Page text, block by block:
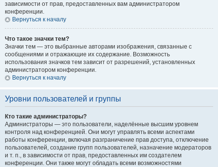
зависимости от прав, предоставленных вам администратором
конференции.
Вернуться к началу
Что такое значки тем?
Значки тем — это выбранные авторами изображения, связанные с
сообщениями и отражающие их содержание. Возможность
использования значков тем зависит от разрешений, установленных
администратором конференции.
Вернуться к началу
Уровни пользователей и группы
Кто такие администраторы?
Администраторы — это пользователи, наделённые высшим уровнем
контроля над конференцией. Они могут управлять всеми аспектами
работы конференции, включая разграничение прав доступа, отключение
пользователей, создание групп пользователей, назначение модераторов
и т. п., в зависимости от прав, предоставленных им создателем
конференции. Они также могут обладать всеми возможностями